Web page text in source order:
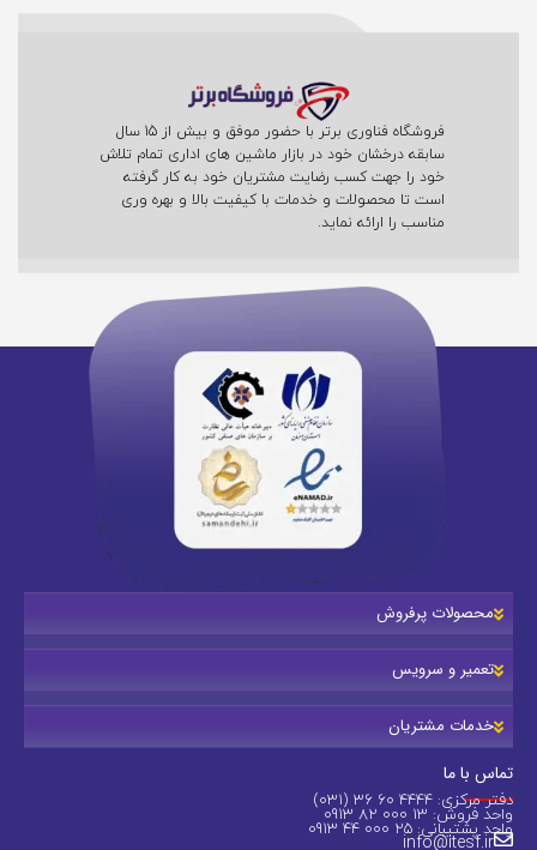
فروشگاه فناوری برتر با حضور موفق و بیش از 15 سال
سابقه درخشان خود در بازار ماشین های اداری تمام تلاش
خود را جهت کسب رضایت مشتریان خود به کار گرفته
است تا محصولات و خدمات با کیفیت بالا و بهره وری
مناسب را ارائه نماید.
محصولات پرفروش
تعمیر و سرویس
خدمات مشتریان
تماس با ما
دفتر مرکزی: 4444 60 36 (031)
واحد فروش: 13 000 82 0913
واحد پشتیبانی: 25 000 44 0913
info@itesf.ir